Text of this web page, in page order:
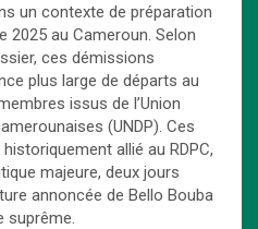
un contexte de préparation
2025 au Cameroun. Selon
ces démissions
plus large de départs au
issus de l’Union
(UNDP). Ces
historiquement allié au RDPC,
majeure, deux jours
annoncée de Bello Bouba
suprême.